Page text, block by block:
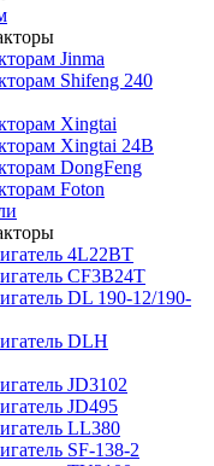
Jinma
Shifeng 240
Xingtai
Xingtai 24В
DongFeng
Foton
4L22BT
CF3B24T
DL 190-12/190-
DLH
JD3102
JD495
LL380
SF-138-2